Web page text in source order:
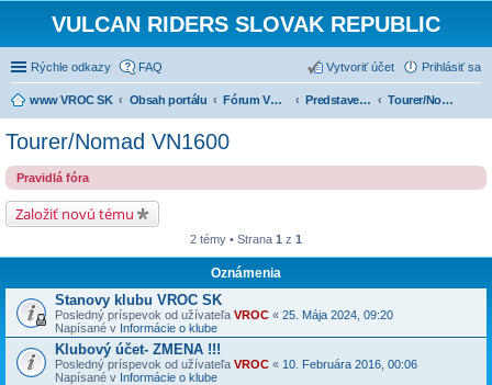
VULCAN RIDERS SLOVAK REPUBLIC
Rýchle odkazy FAQ Prihlásiť sa
Vytvoriť účet
www VROC SK Obsah portálu Fórum VROC SK Predstavenie strojov Tourer/Nomad VN1600
Tourer/Nomad VN1600
Pravidlá fóra
Založiť novú tému
2 témy • Strana 1 z 1
Oznámenia
Stanovy klubu VROC SK
Posledný príspevok od užívateľa VROC « 25. Mája 2024, 09:20
Napísané v Informácie o klube
Klubový účet- ZMENA !!!
Posledný príspevok od užívateľa VROC « 10. Februára 2016, 00:06
Napísané v Informácie o klube